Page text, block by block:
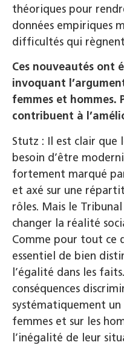
théoriques pour
données empiriques
difficultés qui
Ces nouveautés ont
invoquant
femmes et hommes.
contribuent à
Stutz : Il est clair
besoin d’être
fortement marqué
et axé sur une
rôles. Mais le
changer la réalité
Comme pour tout ce
essentiel de bien
l’égalité dans les
conséquences
systématiquement
femmes et sur les
l’inégalité de leur